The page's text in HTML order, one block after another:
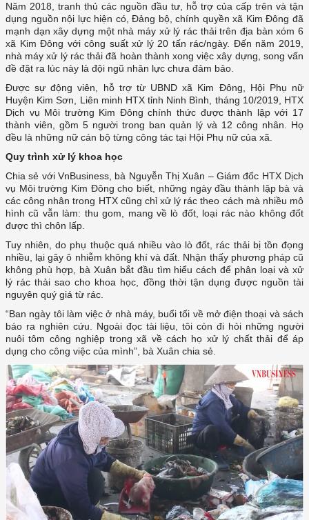
Năm 2018, tranh thủ các nguồn đầu tư, hỗ trợ của cấp trên và tận
dụng nguồn nội lực hiện có, Đảng bộ, chính quyền xã Kim Đông đã
mạnh dạn xây dựng một nhà máy xử lý rác thải trên địa bàn xóm 6
xã Kim Đông với công suất xử lý 20 tấn rác/ngày. Đến năm 2019,
nhà máy xử lý rác thải đã hoàn thành xong việc xây dựng, song vấn
đề đặt ra lúc này là đội ngũ nhân lực chưa đảm bảo.
Được sự động viên, hỗ trợ từ UBND xã Kim Đông, Hội Phụ nữ
Huyện Kim Sơn, Liên minh HTX tỉnh Ninh Bình, tháng 10/2019, HTX
Dịch vụ Môi trường Kim Đông chính thức được thành lập với 17
thành viên, gồm 5 người trong ban quản lý và 12 công nhân. Họ
đều là những nữ cán bộ từng công tác tại Hội Phụ nữ của xã.
Quy trình xử lý khoa học
Chia sẻ với VnBusiness, bà Nguyễn Thị Xuân – Giám đốc HTX Dịch
vụ Môi trường Kim Đông cho biết, những ngày đầu thành lập bà và
các công nhân trong HTX cũng chỉ xử lý rác theo cách mà nhiều mô
hình cũ vẫn làm: thu gom, mang về lò đốt, loại rác nào không đốt
được thì chôn lấp.
Tuy nhiên, do phụ thuộc quá nhiều vào lò đốt, rác thải bị tồn đọng
nhiều, lại gây ô nhiễm không khí và đất. Nhận thấy phương pháp cũ
không phù hợp, bà Xuân bắt đầu tìm hiểu cách để phân loại và xử
lý rác thải sao cho khoa học, đồng thời tận dụng được nguồn tài
nguyên quý giá từ rác.
“Ban ngày tôi làm việc ở nhà máy, buổi tối về mở điện thoại và sách
báo ra nghiên cứu. Ngoài đọc tài liệu, tôi còn đi hỏi những người
nuôi tôm công nghiệp trong xã về cách họ xử lý chất thải để áp
dụng cho công việc của mình”, bà Xuân chia sẻ.